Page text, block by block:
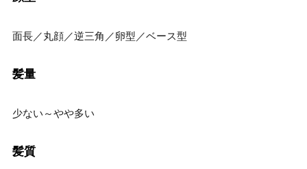
面長／丸顔／逆三角／卵型／ベース型
髪量
少ない～やや多い
髪質